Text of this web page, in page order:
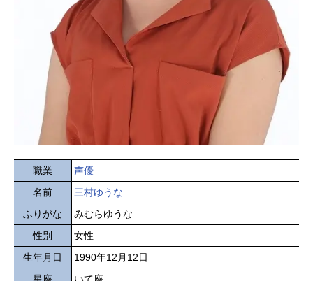
職業
声優
名前
三村ゆうな
ふりがな
みむらゆうな
性別
女性
生年月日
1990年12月12日
星座
いて座